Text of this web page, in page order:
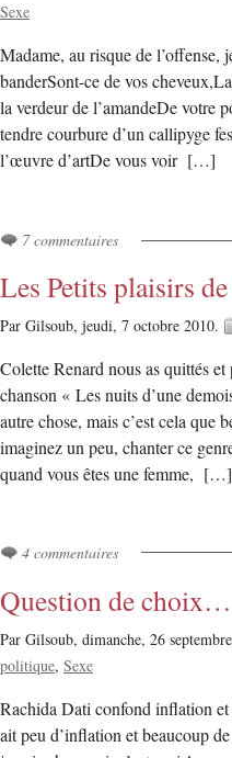
Sexe
Madame, au risque de l’offense,
banderSont-ce de vos
la verdeur de l’amandeDe votre
tendre courbure d’un callipyge
l’œuvre d’artDe vous voir […]
7 commentaires
Les Petits plaisirs
Par Gilsoub, jeudi, 7 octobre 2010.
Colette Renard nous as quittés
chanson « Les nuits d’une
autre chose, mais c’est cela que
imaginez un peu, chanter ce
quand vous êtes une femme, […]
4 commentaires
Question de choix…
Par Gilsoub, dimanche, 26
politique Sexe
Rachida Dati confond inflation
ait peu d’inflation et beaucoup